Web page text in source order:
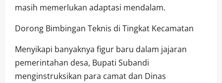
masih memerlukan adaptasi mendalam.
​Dorong Bimbingan Teknis di Tingkat Kecamatan
​Menyikapi banyaknya figur baru dalam jajaran
pemerintahan desa, Bupati Subandi
menginstruksikan para camat dan Dinas